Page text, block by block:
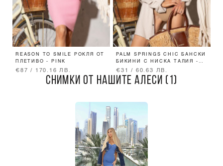
REASON TO SMILE РОКЛЯ ОТ
ПЛЕТИВО - PINK
€87 / 170.16 ЛВ.
PALM SPRINGS CHIC БАНСКИ
БИКИНИ С НИСКА ТАЛИЯ -
MOCHA
€31 / 60.63 ЛВ.
СНИМКИ ОТ НАШИТЕ АЛЕСИ (1)